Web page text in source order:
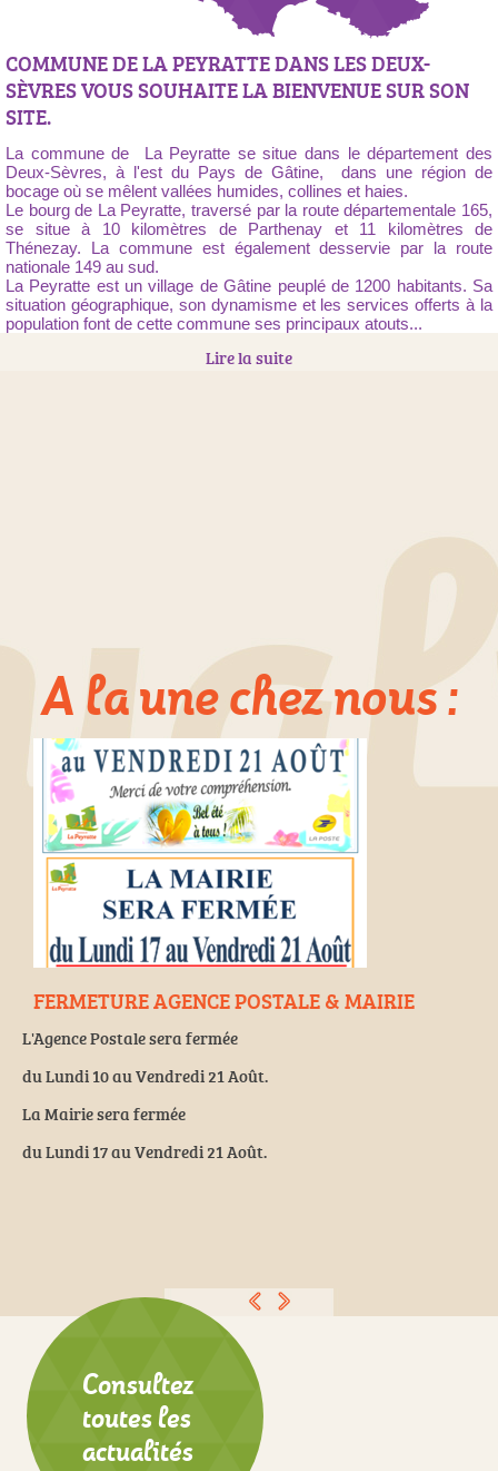
COMMUNE DE LA PEYRATTE DANS LES DEUX-
SÈVRES VOUS SOUHAITE LA BIENVENUE SUR SON
SITE.
La commune de La Peyratte se situe dans le département des
Deux-Sèvres, à l'est du Pays de Gâtine, dans une région de
bocage où se mêlent vallées humides, collines et haies.
Le bourg de La Peyratte, traversé par la route départementale 165,
se situe à 10 kilomètres de Parthenay et 11 kilomètres de
Thénezay. La commune est également desservie par la route
nationale 149 au sud.
La Peyratte est un village de Gâtine peuplé de 1200 habitants. Sa
situation géographique, son dynamisme et les services offerts à la
population font de cette commune ses principaux atouts...
Lire la suite
A la une chez nous :
FERMETURE AGENCE POSTALE & MAIRIE
L'Agence Postale sera fermée
du Lundi 10 au Vendredi 21 Août.
La Mairie sera fermée
du Lundi 17 au Vendredi 21 Août.
Consultez
toutes les
actualités